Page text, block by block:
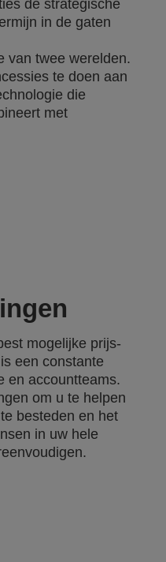
de strategische
in de gaten
van twee werelden.
te doen aan
die
met
mogelijke prijs-
een constante
en accountteams.
om u te helpen
besteden en het
in uw hele